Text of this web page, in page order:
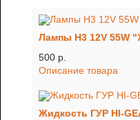
Лампы H3 12V 55W
500 p.
Описание товара
Жидкость ГУР HI-